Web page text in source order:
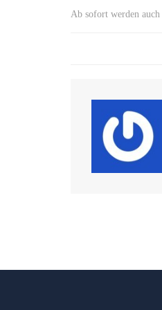
Ab sofort werden